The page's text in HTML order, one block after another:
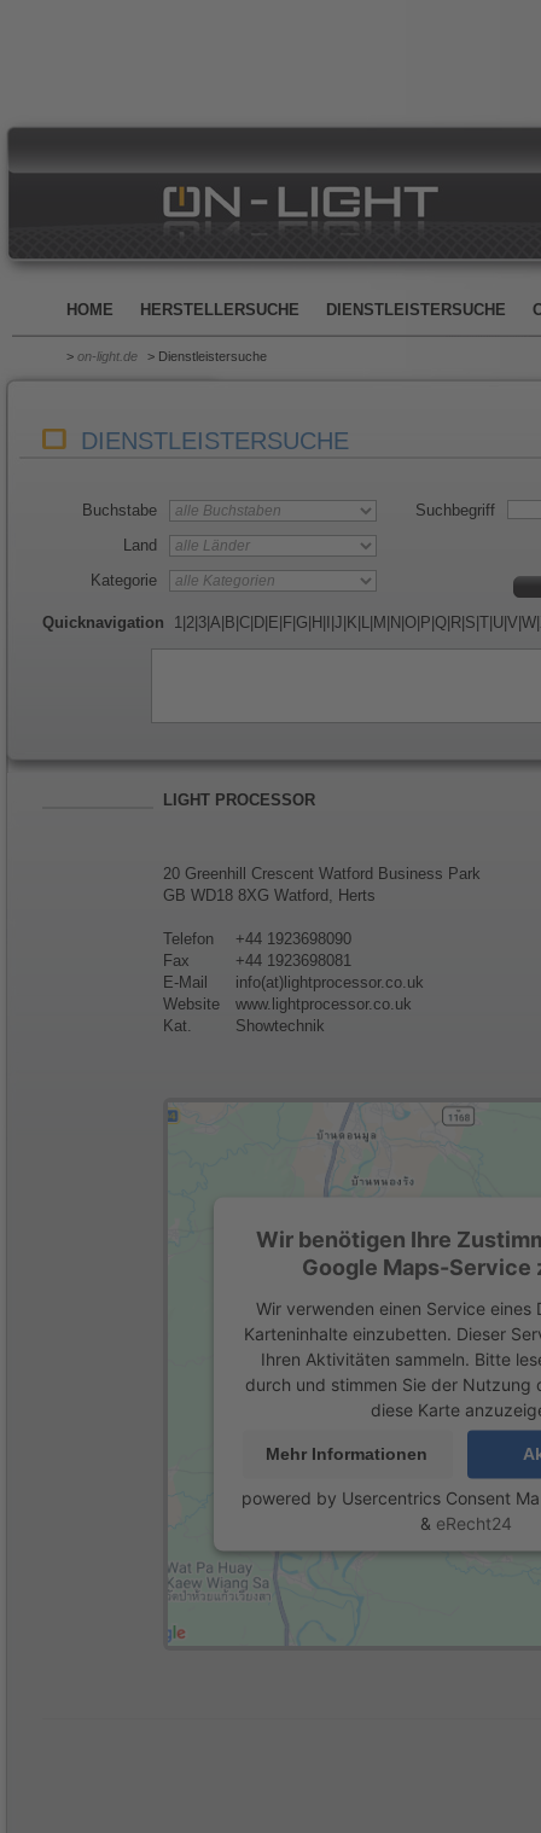
HOME HERSTELLERSUCHE DIENSTLEISTERSUCHE
> on-light.de > Dienstleistersuche
DIENSTLEISTERSUCHE
Buchstabe
Land
Kategorie
Suchbegriff
Quicknavigation 1 2 3 A B C D E F G H J K L M N O P Q R S T U V W
LIGHT PROCESSOR
20 Greenhill Crescent Watford Business Park
GB WD18 8XG Watford, Herts
Telefon
+44 1923698090
Fax
+44 1923698081
E-Mail
info(at)lightprocessor.co.uk
Website
www.lightprocessor.co.uk
Kat.
Showtechnik
Wir benötigen Ihre
Google Maps-Service
Wir verwenden einen Service eines
Karteninhalte einzubetten. Dieser
Ihren Aktivitäten sammeln. Bitte
durch und stimmen Sie der Nutzung
diese Karte
Mehr Informationen
powered by Usercentrics Consent
& eRecht24